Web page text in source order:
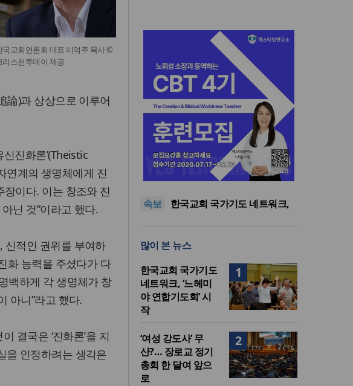
국교회언론회 대표 이억주 목사 ©
리스천투데이 제공
論)과 상상으로 이루어
진화론’(Theistic
연계의 생명체에게 진
이다. 이는 창조와 진
닌 것”이라고 했다.
신적인 권위를 부여하
화 능력을 주셨다가 다
백하게 각 생명체가 창
아니”라고 했다.
결국은 ‘진화론’을 지
을 인정하려는 생각은
속보
한기연 “전쟁을 부르는 정책을
중단하라”
정신건강 치료 인프라 부족…
중증 입원·재활 확충 과제
선교의 현장
한국교회 국가기도 네트워크,
중단하라”
정신건강 치료 인프라 부족…
정신질환 평생유병률 27.8%,
중증 입원·재활 확충 과제
많이 본 뉴스
1
한국교회 국가기도
네트워크, ‘느헤미
야 연합기도회’ 시
작
2
‘여성 강도사’ 무
산?… 장로교 정기
총회 한 달여 앞으
로